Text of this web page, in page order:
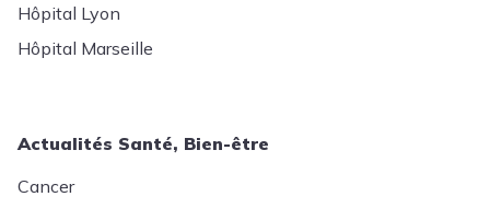
Hôpital Lyon
Hôpital Marseille
Actualités Santé, Bien-être
Cancer